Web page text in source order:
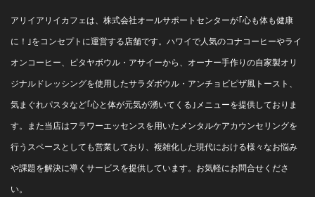
アリイアリイカフェは、株式会社オールサポートセンターが｢心も体も健康
に！｣をコンセプトに運営する店舗です。ハワイで人気のコナコーヒーやライ
オンコーヒー、ピタヤボウル・アサイーから、オーナー手作りの自家製オリ
ジナルドレッシングを使用したサラダボウル・アンチョビピザ風トースト、
気まぐれパスタなど｢心と体が元気が湧いてくる｣メニューを提供しておりま
す。また当店はフラワーエッセンスを用いたメンタルケアカウンセリングを
行うスペースとしても営業しており、複雑化した現代における様々なお悩み
や課題を解決に導くサービスを提供しています。お気軽にお問合せくださ
い。